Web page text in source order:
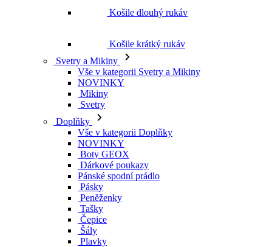
Košile dlouhý rukáv
Košile krátký rukáv
Svetry a Mikiny
Vše v kategorii Svetry a Mikiny
NOVINKY
Mikiny
Svetry
Doplňky
Vše v kategorii Doplňky
NOVINKY
Boty GEOX
Dárkové poukazy
Pánské spodní prádlo
Pásky
Peněženky
Tašky
Čepice
Šály
Plavky